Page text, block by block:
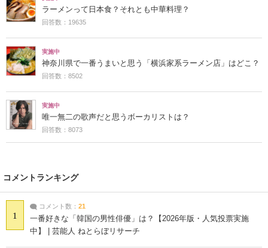
ラーメンって日本食？それとも中華料理？
回答数：19635
実施中
神奈川県で一番うまいと思う「横浜家系ラーメン店」はどこ？
回答数：8502
実施中
唯一無二の歌声だと思うボーカリストは？
回答数：8073
コメントランキング
1
コメント数： 21
一番好きな「韓国の男性俳優」は？【2026年版・人気投票実施
中】 | 芸能人 ねとらぼリサーチ